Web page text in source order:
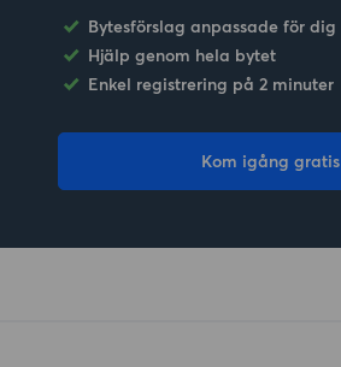
Bytesförslag anpassade för dig
Hjälp genom hela bytet
Enkel registrering på 2 minuter
Kom igång gratis